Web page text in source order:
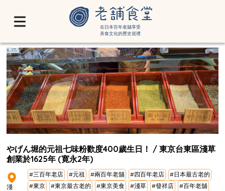
在日本百年老舖享受
美食文化的歷史巡禮
やげん堀的元祖七味粉歡度400歲生日！ / 東京台東區淺草
創業於1625年 (寛永2年)
淺
#三百年老店 #元祖 #兩百年老舖 #四百年老店
#日本最古老的
#東京
#東京最古老的 #東京美食 #淺草 #發祥店
#百年老舖